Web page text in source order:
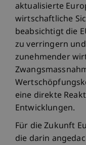
aktualisierte
wirtschaftliche
beabsichtigt die
zu verringern
zunehmender
eine direkte
Entwicklungen.
Für die Zukunft
die darin